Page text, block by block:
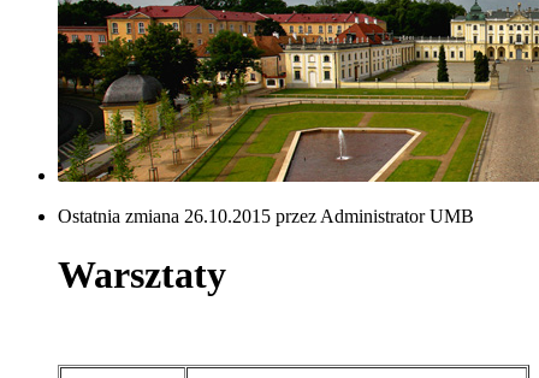
Ostatnia zmiana 26.10.2015 przez Administrator UMB
Warsztaty